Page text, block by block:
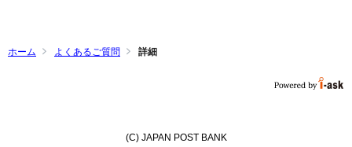
ホーム よくあるご質問 詳細
(C) JAPAN POST BANK